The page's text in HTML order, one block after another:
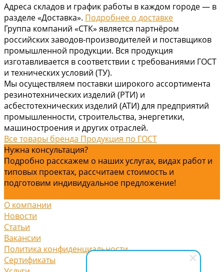
Адреса складов и график работы в каждом городе — в
разделе «Доставка». Подробнее о доставке
Группа компаний «СТК» является партнёром
российских заводов-производителей и поставщиков
промышленной продукции. Вся продукция
изготавливается в соответствии с требованиями ГОСТ
и технических условий (ТУ).
Мы осуществляем поставки широкого ассортимента
резинотехнических изделий (РТИ) и
асбестотехнических изделий (АТИ) для предприятий
промышленности, строительства, энергетики,
машиностроения и других отраслей.
Все товары бренда Продукция по ГОСТ
Нужна консультация?
Подробно расскажем о наших услугах, видах работ и
типовых проектах, рассчитаем стоимость и
подготовим индивидуальное предложение!
О компании
Новости
Статьи
Вакансии
Политика конфиденциальности
Сертификаты